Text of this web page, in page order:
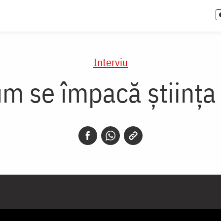
Interviu
se împacă